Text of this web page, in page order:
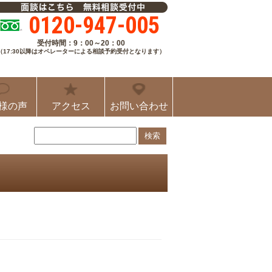
0120-947-005
受付時間：9：00～20：00
17:30以降はオペレーターによる相談予約受付となります）
の声 アクセス お問い合わせ